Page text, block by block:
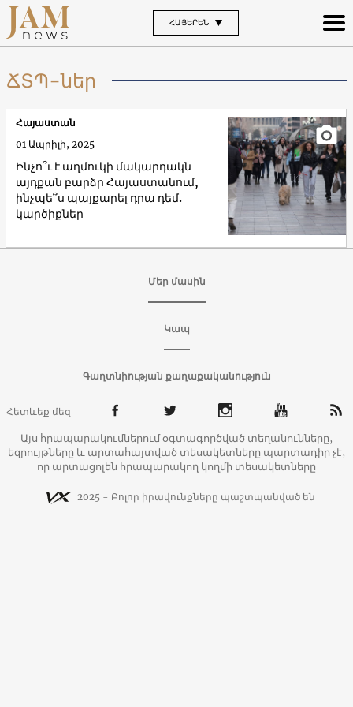
ՀԱՅԵՐԵՆ
ՃՏՊ-ներ
Ինչո՞ւ է աղմուկի մակարդակն
այդքան բարձր Հայաստանում,
ինչպե՞ս պայքարել դրա դեմ.
կարծիքներ
Հայաստան
01 Ապրիլի, 2025
Մեր մասին
Կապ
Գաղտնիության քաղաքականություն
Հետևեք մեզ
Այս հրապարակումներում օգտագործված տեղանունները,
եզրույթները և արտահայտված տեսակետները պարտադիր չէ,
որ արտացոլեն հրապարակող կողմի տեսակետները
2025 - Բոլոր իրավունքները պաշտպանված են